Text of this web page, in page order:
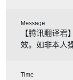
Message
【腾讯翻译君
效。如非本人
Time